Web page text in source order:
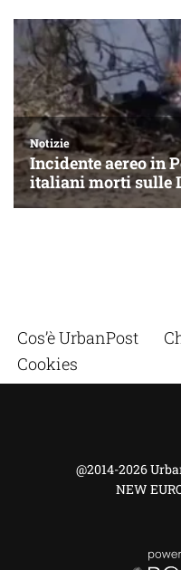
Cos’è UrbanPost
Cookies
@2014-2026
NEW